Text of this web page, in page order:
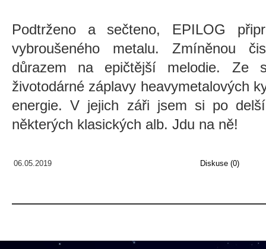
Podtrženo a sečteno, EPILOG
vybroušeného metalu. Zmíněnou
důrazem na epičtější melodie. Ze
životodárné záplavy heavymetalových
energie. V jejich záři jsem si po
některých klasických alb. Jdu na ně!
06.05.2019 Diskuse (0)